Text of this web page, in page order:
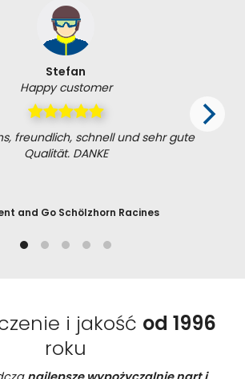
Stefan
Happy customer
freundlich, schnell und sehr gute
Qualität. DANKE
and Go Schölzhorn Racines
i jakość od 1996
roku